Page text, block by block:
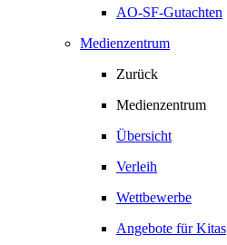
AO-SF-Gutachten
Medienzentrum
Zurück
Medienzentrum
Übersicht
Verleih
Wettbewerbe
Angebote für Kitas